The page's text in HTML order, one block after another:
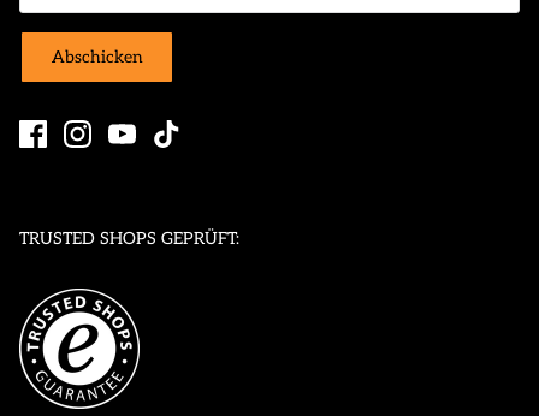
Abschicken
TRUSTED SHOPS GEPRÜFT: